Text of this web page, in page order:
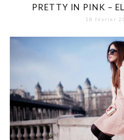
PRETTY IN PINK –
18 février